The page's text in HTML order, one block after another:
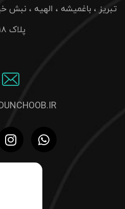
تبریز ، باغمیشه ، الهیه ، نبش
پلاک 18